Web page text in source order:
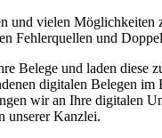
und vielen Möglichkeiten
Fehlerquellen und
Belege und laden diese
digitalen Belegen im
wir an Ihre digitalen
unserer Kanzlei.